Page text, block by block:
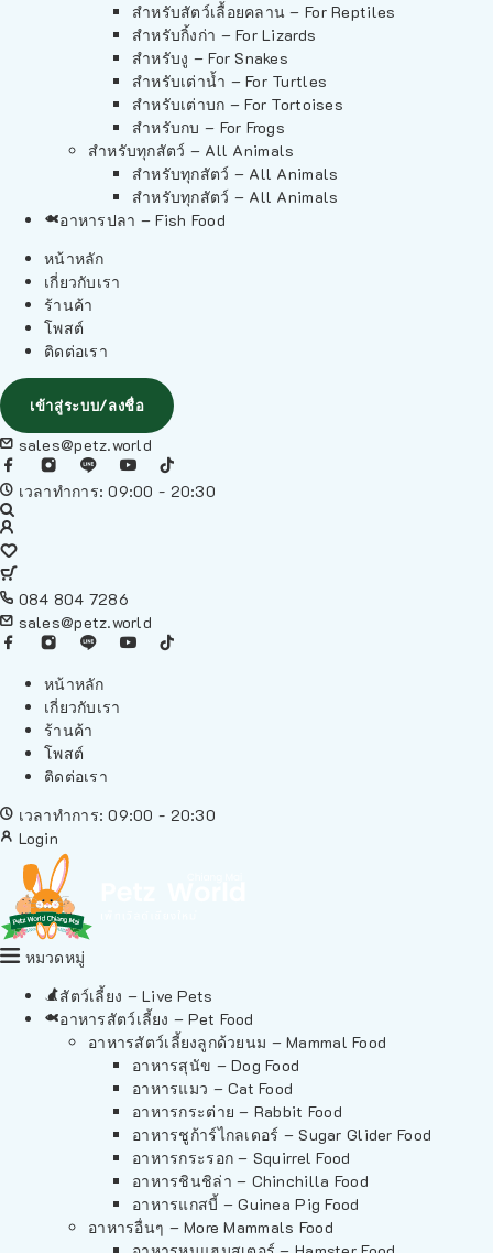
สำหรับสัตว์เลื้อยคลาน – For Reptiles
สำหรับกิ้งก่า – For Lizards
สำหรับงู – For Snakes
สำหรับเต่าน้ำ – For Turtles
สำหรับเต่าบก – For Tortoises
สำหรับกบ – For Frogs
สำหรับทุกสัตว์ – All Animals
สำหรับทุกสัตว์ – All Animals
สำหรับทุกสัตว์ – All Animals
อาหารปลา – Fish Food
หน้าหลัก
เกี่ยวกับเรา
ร้านค้า
โพสต์
ติดต่อเรา
เข้าสู่ระบบ/ลงชื่อ
sales@petz.world
เวลาทำการ: 09:00 - 20:30
084 804 7286
sales@petz.world
หน้าหลัก
เกี่ยวกับเรา
ร้านค้า
โพสต์
ติดต่อเรา
เวลาทำการ: 09:00 - 20:30
Login
หมวดหมู่
สัตว์เลี้ยง – Live Pets
อาหารสัตว์เลี้ยง – Pet Food
อาหารสัตว์เลี้ยงลูกด้วยนม – Mammal Food
อาหารสุนัข – Dog Food
อาหารแมว – Cat Food
อาหารกระต่าย – Rabbit Food
อาหารชูก้าร์ไกลเดอร์ – Sugar Glider Food
อาหารกระรอก – Squirrel Food
อาหารชินชิล่า – Chinchilla Food
อาหารแกสบี้ – Guinea Pig Food
อาหารอื่นๆ – More Mammals Food